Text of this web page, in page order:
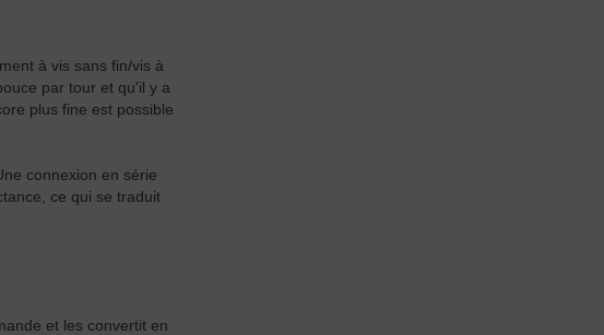
à vis sans fin/vis à
par tour et qu'il y a
plus fine est possible
connexion en série
ce qui se traduit
et les convertit en